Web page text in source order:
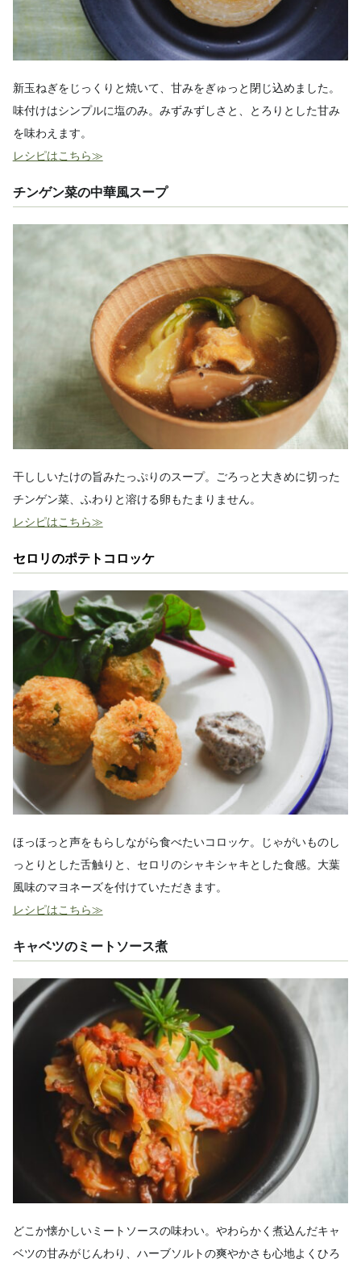
新玉ねぎをじっくりと焼いて、甘みをぎゅっと閉じ込めました。
味付けはシンプルに塩のみ。みずみずしさと、とろりとした甘み
を味わえます。
レシピはこちら≫
チンゲン菜の中華風スープ
干ししいたけの旨みたっぷりのスープ。ごろっと大きめに切った
チンゲン菜、ふわりと溶ける卵もたまりません。
レシピはこちら≫
セロリのポテトコロッケ
ほっほっと声をもらしながら食べたいコロッケ。じゃがいものし
っとりとした舌触りと、セロリのシャキシャキとした食感。大葉
風味のマヨネーズを付けていただきます。
レシピはこちら≫
キャベツのミートソース煮
どこか懐かしいミートソースの味わい。やわらかく煮込んだキャ
ベツの甘みがじんわり、ハーブソルトの爽やかさも心地よくひろ